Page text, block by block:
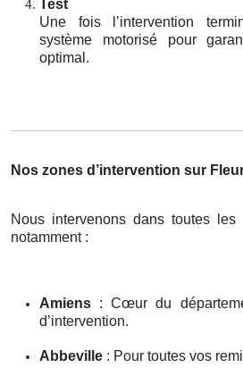
Test
Une fois l’intervention
système motorisé pour
optimal.
Nos zones d’intervention sur
Nous intervenons dans toutes les
notamment :
Amiens : Cœur du
d’intervention.
Abbeville : Pour toutes vos